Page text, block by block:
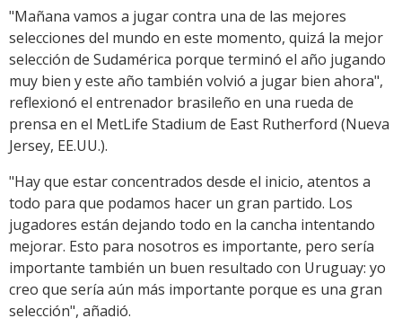
"Mañana vamos a jugar contra una de las mejores
selecciones del mundo en este momento, quizá la mejor
selección de Sudamérica porque terminó el año jugando
muy bien y este año también volvió a jugar bien ahora",
reflexionó el entrenador brasileño en una rueda de
prensa en el MetLife Stadium de East Rutherford (Nueva
Jersey, EE.UU.).
"Hay que estar concentrados desde el inicio, atentos a
todo para que podamos hacer un gran partido. Los
jugadores están dejando todo en la cancha intentando
mejorar. Esto para nosotros es importante, pero sería
importante también un buen resultado con Uruguay: yo
creo que sería aún más importante porque es una gran
selección", añadió.